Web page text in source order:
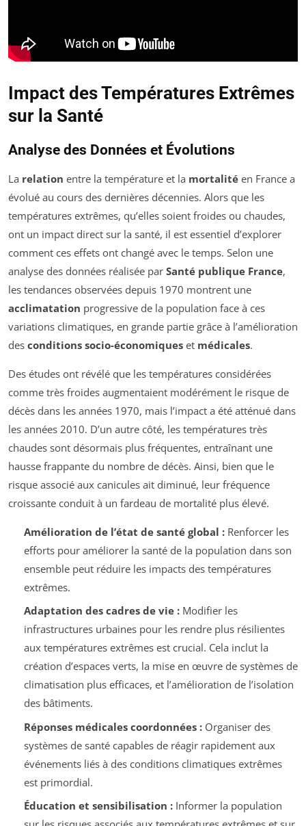
Impact des Températures Extrêmes
sur la Santé
Analyse des Données et Évolutions
La relation entre la température et la mortalité en France a
évolué au cours des dernières décennies. Alors que les
températures extrêmes, qu’elles soient froides ou chaudes,
ont un impact direct sur la santé, il est essentiel d’explorer
comment ces effets ont changé avec le temps. Selon une
analyse des données réalisée par Santé publique France,
les tendances observées depuis 1970 montrent une
acclimatation progressive de la population face à ces
variations climatiques, en grande partie grâce à l’amélioration
des conditions socio-économiques et médicales.
Des études ont révélé que les températures considérées
comme très froides augmentaient modérément le risque de
décès dans les années 1970, mais l’impact a été atténué dans
les années 2010. D’un autre côté, les températures très
chaudes sont désormais plus fréquentes, entraînant une
hausse frappante du nombre de décès. Ainsi, bien que le
risque associé aux canicules ait diminué, leur fréquence
croissante conduit à un fardeau de mortalité plus élevé.
Amélioration de l’état de santé global :Renforcer les
efforts pour améliorer la santé de la population dans son
ensemble peut réduire les impacts des températures
extrêmes.
Adaptation des cadres de vie :Modifier les
infrastructures urbaines pour les rendre plus résilientes
aux températures extrêmes est crucial. Cela inclut la
création d’espaces verts, la mise en œuvre de systèmes de
climatisation plus efficaces, et l’amélioration de l’isolation
des bâtiments.
Réponses médicales coordonnées :Organiser des
systèmes de santé capables de réagir rapidement aux
événements liés à des conditions climatiques extrêmes
est primordial.
Éducation et sensibilisation :Informer la population